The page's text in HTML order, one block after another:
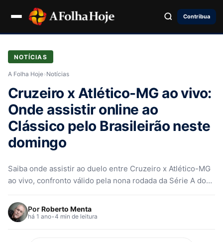
Contribua
NOTÍCIAS
A Folha Hoje› Notícias
Cruzeiro x Atlético-MG ao vivo:
Onde assistir online ao
Clássico pelo Brasileirão neste
domingo
Saiba onde assistir ao duelo entre Cruzeiro x Atlético-MG
ao vivo, confronto válido pela nona rodada da Série A do…
PorRoberto Menta
há 1 ano•4 min de leitura